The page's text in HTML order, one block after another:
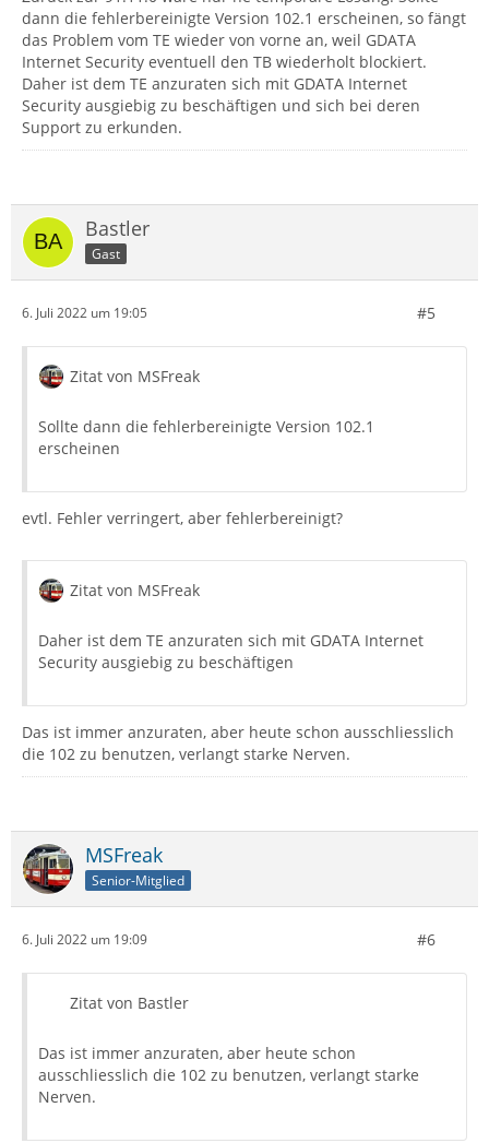
dann die fehlerbereinigte Version 102.1 erscheinen, so fängt
das Problem vom TE wieder von vorne an, weil GDATA
Internet Security eventuell den TB wiederholt blockiert.
Daher ist dem TE anzuraten sich mit GDATA Internet
Security ausgiebig zu beschäftigen und sich bei deren
Support zu erkunden.
Bastler
Gast
6. Juli 2022 um 19:05 #5
Zitat von MSFreak
Sollte dann die fehlerbereinigte Version 102.1
erscheinen
evtl. Fehler verringert, aber fehlerbereinigt?
Zitat von MSFreak
Daher ist dem TE anzuraten sich mit GDATA Internet
Security ausgiebig zu beschäftigen
Das ist immer anzuraten, aber heute schon ausschliesslich
die 102 zu benutzen, verlangt starke Nerven.
MSFreak
Senior-Mitglied
6. Juli 2022 um 19:09 #6
Zitat von Bastler
Das ist immer anzuraten, aber heute schon
ausschliesslich die 102 zu benutzen, verlangt starke
Nerven.